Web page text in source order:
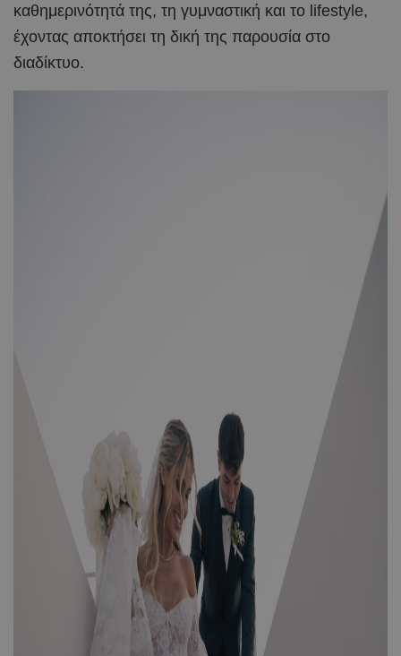
καθημερινότητά της, τη γυμναστική και το lifestyle,
έχοντας αποκτήσει τη δική της παρουσία στο
διαδίκτυο.